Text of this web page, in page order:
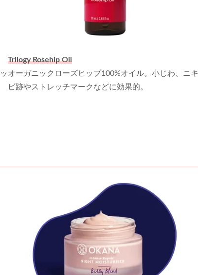
Trilogy Rosehip Oil
オーガニックローズヒップ100%オイル。小じわ、ニキ
ビ跡やストレッチマークなどに効果的。